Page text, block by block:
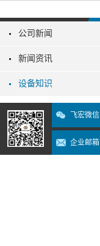
公司新闻
新闻资讯
设备知识
飞宏微信
企业邮箱